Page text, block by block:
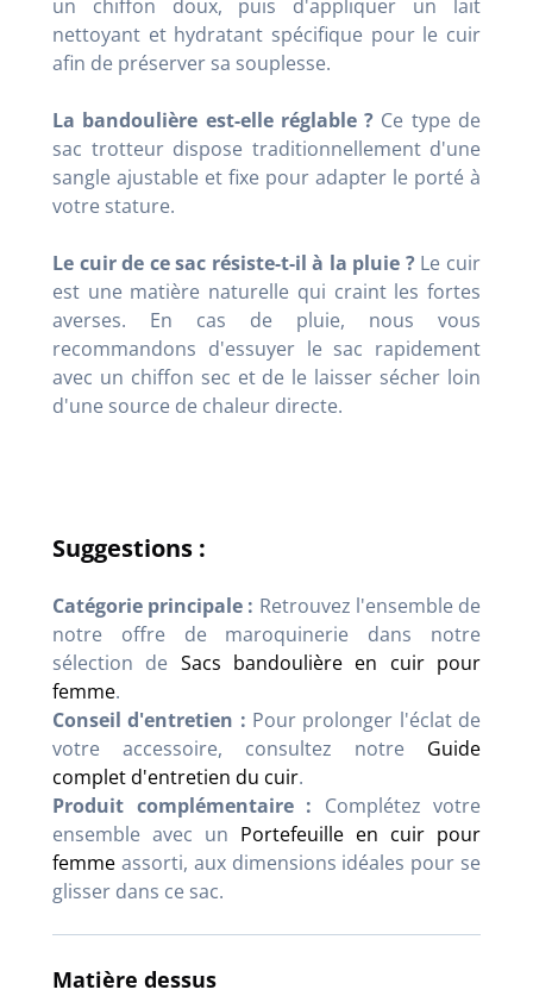
un chiffon doux, puis d'appliquer un lait
nettoyant et hydratant spécifique pour le cuir
afin de préserver sa souplesse.
La bandoulière est-elle réglable ? Ce type de
sac trotteur dispose traditionnellement d'une
sangle ajustable et fixe pour adapter le porté à
votre stature.
Le cuir de ce sac résiste-t-il à la pluie ?Le cuir
est une matière naturelle qui craint les fortes
averses. En cas de pluie, nous vous
recommandons d'essuyer le sac rapidement
avec un chiffon sec et de le laisser sécher loin
d'une source de chaleur directe.
Suggestions :
Catégorie principale : Retrouvez l'ensemble de
notre offre de maroquinerie dans notre
sélection de Sacs bandoulière en cuir pour
femme.
Conseil d'entretien : Pour prolonger l'éclat de
votre accessoire, consultez notre Guide
complet d'entretien du cuir.
Produit complémentaire : Complétez votre
ensemble avec un Portefeuille en cuir pour
femme assorti, aux dimensions idéales pour se
glisser dans ce sac.
Matière dessus